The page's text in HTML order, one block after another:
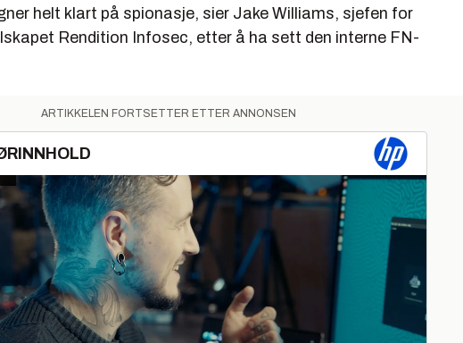
helt klart på spionasje, sier Jake Williams, sjefen for
Rendition Infosec, etter å ha sett den interne FN-
ARTIKKELEN FORTSETTER ETTER ANNONSEN